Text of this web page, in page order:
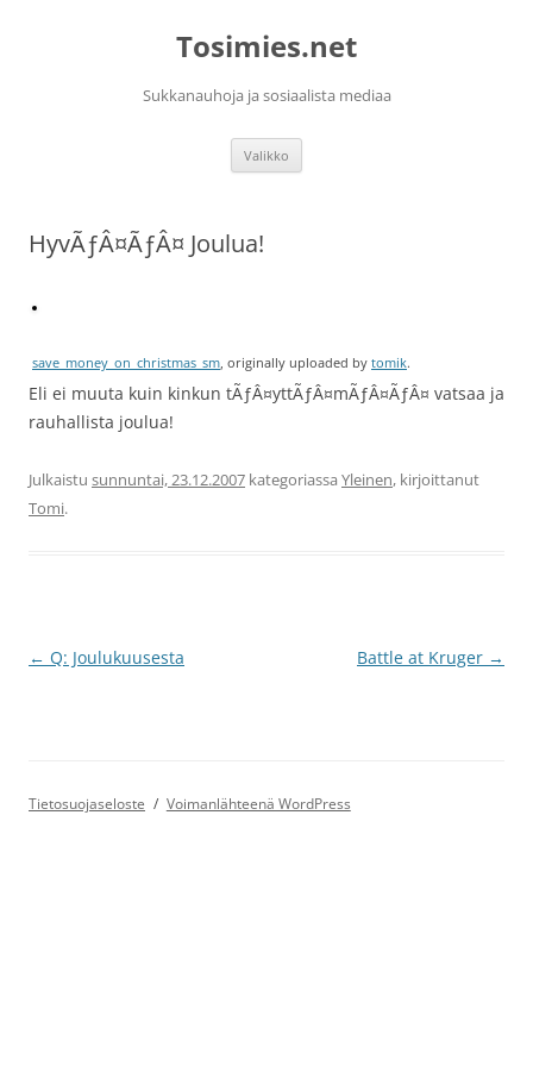
Tosimies.net
Sukkanauhoja ja sosiaalista mediaa
Valikko
HyvÃƒÂ¤ÃƒÂ¤ Joulua!
save_money_on_christmas_sm, originally uploaded by tomik.
Eli ei muuta kuin kinkun tÃƒÂ¤yttÃƒÂ¤mÃƒÂ¤ÃƒÂ¤ vatsaa ja
rauhallista joulua!
Julkaistu sunnuntai, 23.12.2007 kategoriassa Yleinen, kirjoittanut
Tomi.
Artikkelien
← Q: Joulukuusesta Battle at Kruger →
Tietosuojaseloste Voimanlähteenä WordPress